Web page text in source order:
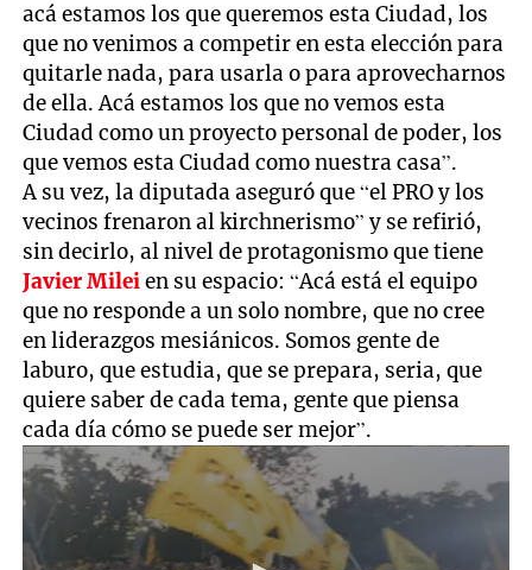
acá estamos los que queremos esta Ciudad, los
que no venimos a competir en esta elección para
quitarle nada, para usarla o para aprovecharnos
de ella. Acá estamos los que no vemos esta
Ciudad como un proyecto personal de poder, los
que vemos esta Ciudad como nuestra casa”.
A su vez, la diputada aseguró que “el PRO y los
vecinos frenaron al kirchnerismo” y se refirió,
sin decirlo, al nivel de protagonismo que tiene
Javier Mileien su espacio: “Acá está el equipo
que no responde a un solo nombre, que no cree
en liderazgos mesiánicos. Somos gente de
laburo, que estudia, que se prepara, seria, que
quiere saber de cada tema, gente que piensa
cada día cómo se puede ser mejor”.